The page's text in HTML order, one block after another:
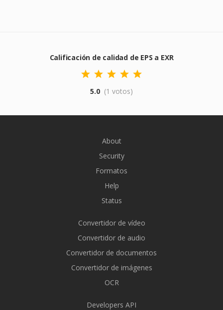
Calificación de calidad de EPS a EXR
5.0 (1 votos)
About
Security
Formatos
Help
Status
Convertidor de vídeo
Convertidor de audio
Convertidor de documentos
Convertidor de imágenes
OCR
Developers API